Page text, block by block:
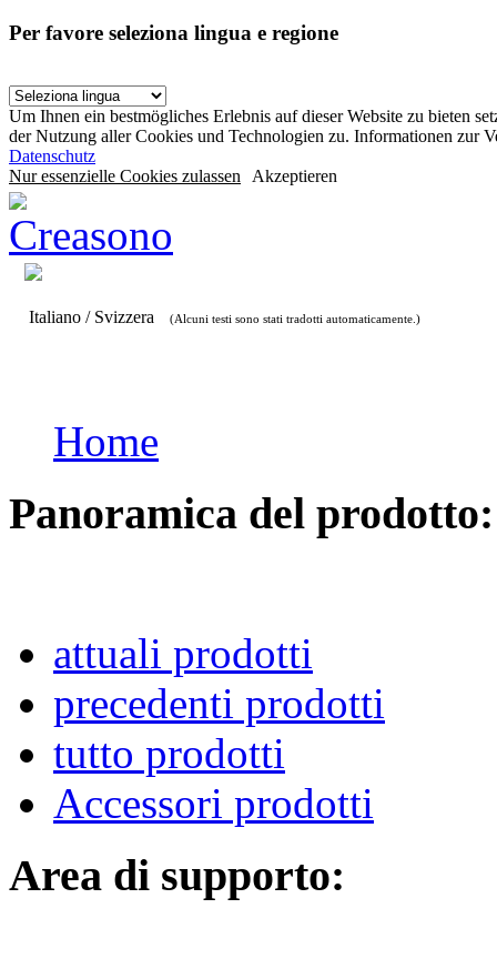
Per favore seleziona lingua e regione
Um Ihnen ein bestmögliches Erlebnis auf dieser Website zu bieten
der Nutzung aller Cookies und Technologien zu. Informationen zur
Datenschutz
Nur essenzielle Cookies zulassen Akzeptieren
Italiano / Svizzera (Alcuni testi sono stati tradotti automaticamente.)
Home
Panoramica del prodotto:
attuali prodotti
precedenti prodotti
tutto prodotti
Accessori prodotti
Area di supporto: